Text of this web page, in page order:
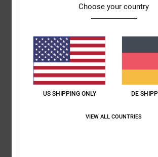
Vertikales Clip-Label am Saum
Baumwolle
Versand & Rückversand
Kundenbewertungen
Choose your country
US SHIPPING ONLY DE
VIEW ALL COUNTRIES